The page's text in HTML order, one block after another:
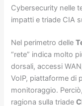
Cybersecurity nelle
impatti e triade CIA
Nel perimetro delle
“rete” indica molto
dorsali, accessi
VoIP, piattaforme di
monitoraggio.
ragiona sulla triade